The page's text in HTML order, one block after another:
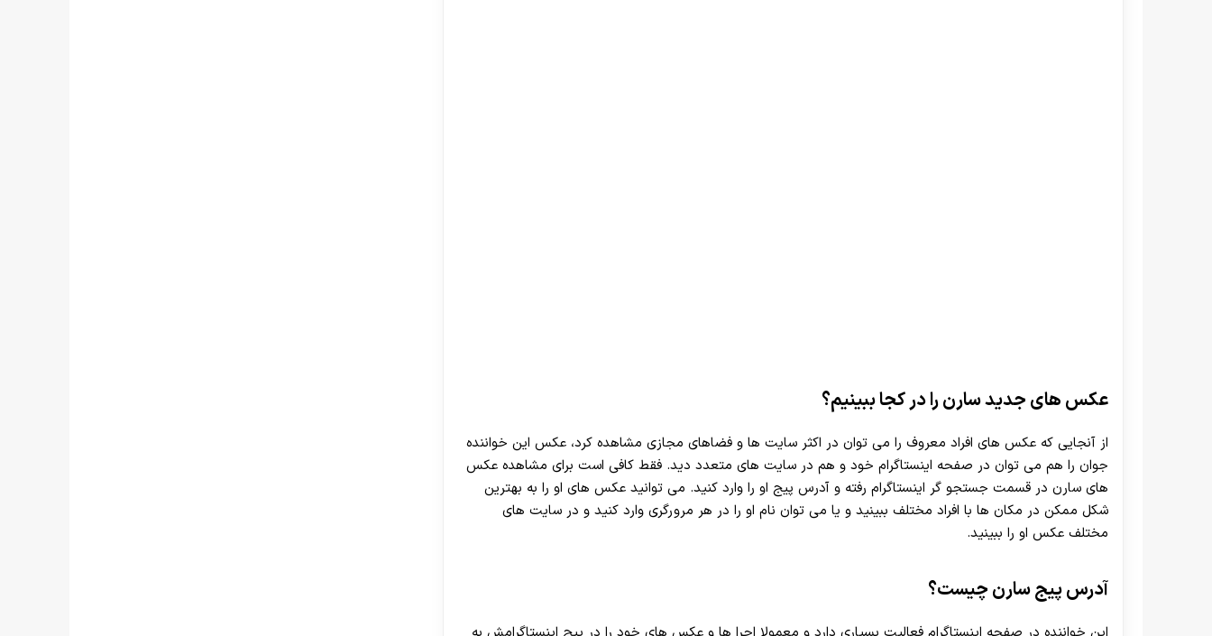
عکس های جدید سارن را در کجا ببینیم؟
از آنجایی که عکس های افراد معروف را می توان در اکثر سایت ها و فضاهای مجازی مشاهده کرد، عکس این خواننده
جوان را هم می توان در صفحه اینستاگرام خود و هم در سایت های متعدد دید. فقط کافی است برای مشاهده عکس
های سارن در قسمت جستجو گر اینستاگرام رفته و آدرس پیج او را وارد کنید. می توانید عکس های او را به بهترین
شکل ممکن در مکان ها با افراد مختلف ببینید و یا می توان نام او را در هر مرورگری وارد کنید و در سایت های
مختلف عکس او را ببینید.
آدرس پیج سارن چیست؟